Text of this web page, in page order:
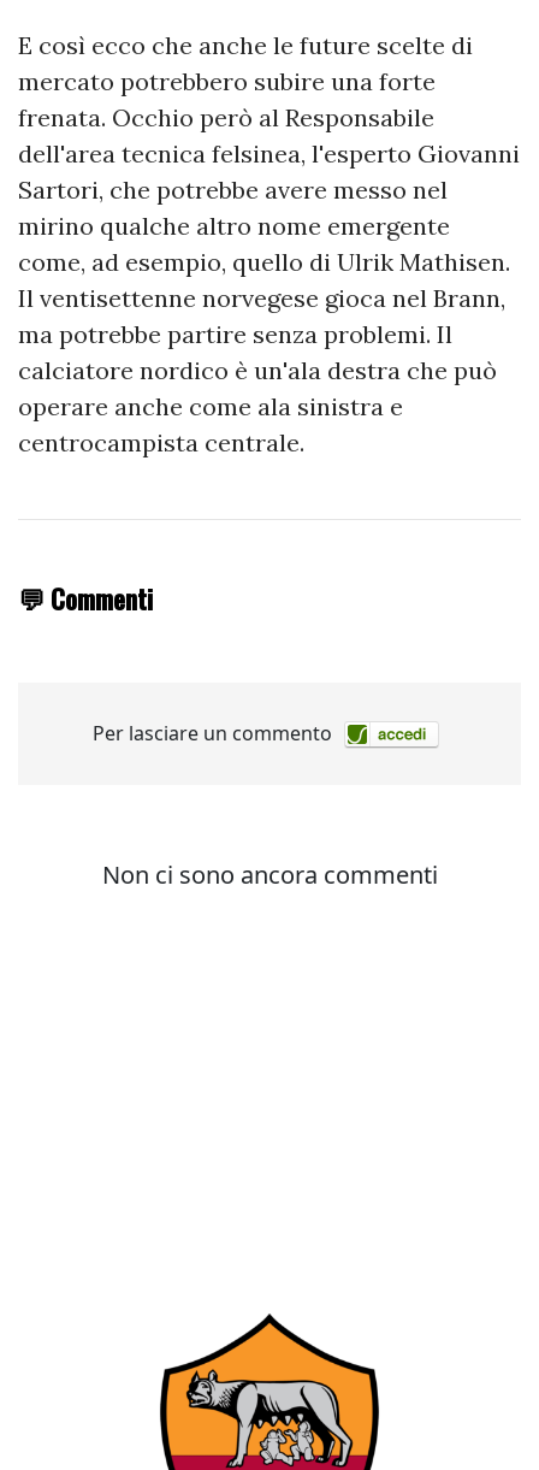
E così ecco che anche le future scelte di
mercato potrebbero subire una forte
frenata. Occhio però al Responsabile
dell'area tecnica felsinea, l'esperto Giovanni
Sartori, che potrebbe avere messo nel
mirino qualche altro nome emergente
come, ad esempio, quello di Ulrik Mathisen.
Il ventisettenne norvegese gioca nel Brann,
ma potrebbe partire senza problemi. Il
calciatore nordico è un'ala destra che può
operare anche come ala sinistra e
centrocampista centrale.
💬 Commenti